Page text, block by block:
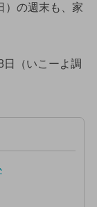
）の週末も、家
（いこーよ調